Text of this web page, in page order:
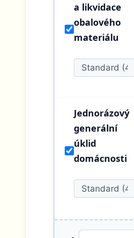
a likvidace
obalového
materiálu
Jednorázový
generální
úklid
domácnosti